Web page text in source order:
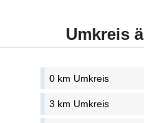
Umkreis
0 km Umkreis
3 km Umkreis